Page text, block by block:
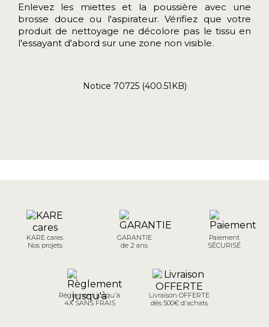
Enlevez les miettes et la poussière avec une
brosse douce ou l'aspirateur. Vérifiez que votre
produit de nettoyage ne décolore pas le tissu en
l'essayant d'abord sur une zone non visible.
Notice 70725 (400.51KB)
KARE cares
Nos projets
GARANTIE
de 2 ans
Paiement
SÉCURISÉ
Règlement jusqu'à
4X SANS FRAIS
Livraison OFFERTE
dès 500€ d'achats